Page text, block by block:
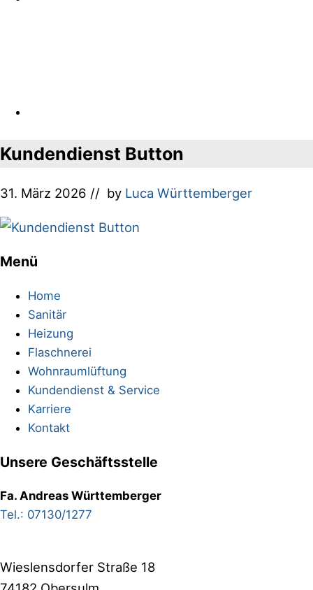
Kundendienst Button
31. März 2026 // by Luca Württemberger
Footer
Menü
Home
Sanitär
Heizung
Flaschnerei
Wohnraumlüftung
Kundendienst & Service
Karriere
Kontakt
Unsere Geschäftsstelle
Fa. Andreas Württemberger
Tel.: 07130/1277
Wieslensdorfer Straße 18